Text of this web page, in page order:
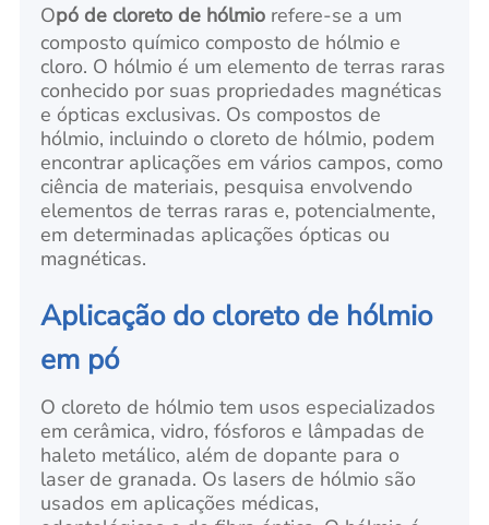
Opó de cloreto de hólmio refere-se a um
composto químico composto de hólmio e
cloro. O hólmio é um elemento de terras raras
conhecido por suas propriedades magnéticas
e ópticas exclusivas. Os compostos de
hólmio, incluindo o cloreto de hólmio, podem
encontrar aplicações em vários campos, como
ciência de materiais, pesquisa envolvendo
elementos de terras raras e, potencialmente,
em determinadas aplicações ópticas ou
magnéticas.
Aplicação do cloreto de hólmio
em pó
O cloreto de hólmio tem usos especializados
em cerâmica, vidro, fósforos e lâmpadas de
haleto metálico, além de dopante para o
laser de granada. Os lasers de hólmio são
usados em aplicações médicas,